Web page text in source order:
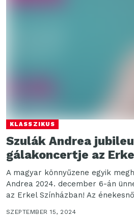
KLASSZIKUS
Szulák Andrea
gálakoncertje az
A magyar könnyűzene egyik
Andrea 2024. december 6-án
az Erkel Színházban! Az
SZEPTEMBER 15, 2024